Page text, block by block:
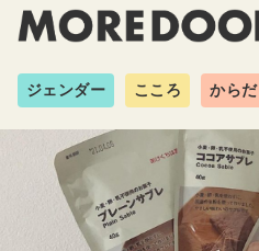
ジェンダー こころ からだ